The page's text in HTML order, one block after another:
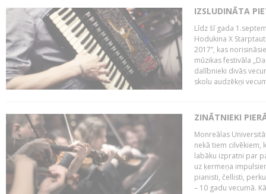
IZSLUDINĀTA
Līdz šī gada
Hodukina X
2017”, kas
mūzikas festivāla
dalībnieki divās
skolu audzēkņi
ZINĀTNIEKI
Monreālas
nekā tiem cilvēkiem,
labāku izpratni par
uz ķermeņa
pianisti, čellisti,
– 10 gadu vecumā.